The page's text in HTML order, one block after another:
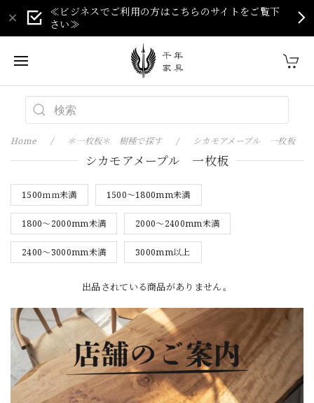
≪ビジネスでご利用の方はこちらのサイトをご覧下
さい≫
Home ＊一枚板＊ 樹種で探す シカモアメープル 一枚板
シカモアメープル 一枚板
1500ｍｍ未満 1500～1800mm未満
1800～2000mm未満 2000～2400mm未満
2400～3000mm未満 3000mm以上
出品されている商品がありません。